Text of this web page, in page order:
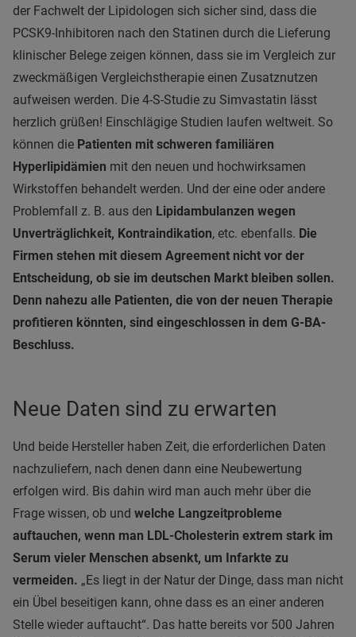
der Fachwelt der Lipidologen sich sicher sind, dass die
PCSK9-Inhibitoren nach den Statinen durch die Lieferung
klinischer Belege zeigen können, dass sie im Vergleich zur
zweckmäßigen Vergleichstherapie einen Zusatznutzen
aufweisen werden. Die 4-S-Studie zu Simvastatin lässt
herzlich grüßen! Einschlägige Studien laufen weltweit. So
können die Patienten mit schweren familiären
Hyperlipidämien mit den neuen und hochwirksamen
Wirkstoffen behandelt werden. Und der eine oder andere
Problemfall z. B. aus den Lipidambulanzen wegen
Unverträglichkeit, Kontraindikation, etc. ebenfalls. Die
Firmen stehen mit diesem Agreement nicht vor der
Entscheidung, ob sie im deutschen Markt bleiben sollen.
Denn nahezu alle Patienten, die von der neuen Therapie
profitieren könnten, sind eingeschlossen in dem G-BA-
Beschluss.
Neue Daten sind zu erwarten
Und beide Hersteller haben Zeit, die erforderlichen Daten
nachzuliefern, nach denen dann eine Neubewertung
erfolgen wird. Bis dahin wird man auch mehr über die
Frage wissen, ob und welche Langzeitprobleme
auftauchen, wenn man LDL-Cholesterin extrem stark im
Serum vieler Menschen absenkt, um Infarkte zu
vermeiden. „Es liegt in der Natur der Dinge, dass man nicht
ein Übel beseitigen kann, ohne dass es an einer anderen
Stelle wieder auftaucht“. Das hatte bereits vor 500 Jahren